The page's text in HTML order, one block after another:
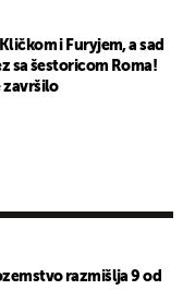
i Furyjem, a sad
sa šestoricom Roma!
završilo
razmišlja 9 od